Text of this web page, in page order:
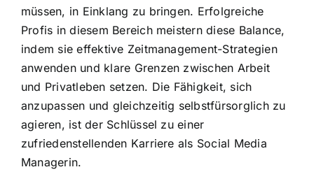
müssen, in Einklang zu bringen. Erfolgreiche
Profis in diesem Bereich meistern diese Balance,
indem sie effektive Zeitmanagement-Strategien
anwenden und klare Grenzen zwischen Arbeit
und Privatleben setzen. Die Fähigkeit, sich
anzupassen und gleichzeitig selbstfürsorglich zu
agieren, ist der Schlüssel zu einer
zufriedenstellenden Karriere als Social Media
Managerin.